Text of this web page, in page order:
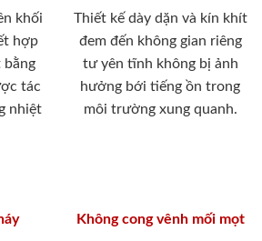
khối
hợp
bằng
tác
nhiệt
Thiết kế dày dặn và kín khít
đem đến không gian riêng
tư yên tĩnh không bị ảnh
hưởng bới tiếng ồn trong
môi trường xung quanh.
Không cong vênh mối mọt